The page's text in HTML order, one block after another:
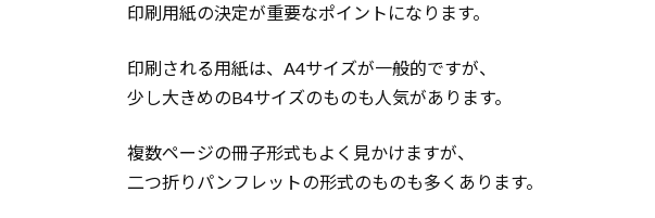
印刷用紙の決定が重要なポイントになります。
印刷される用紙は、A4サイズが一般的ですが、
少し大きめのB4サイズのものも人気があります。
複数ページの冊子形式もよく見かけますが、
二つ折りパンフレットの形式のものも多くあります。